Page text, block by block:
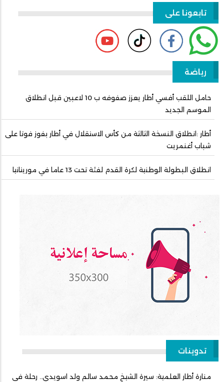
تابعونا على
رياضة
حامل اللقب أفسي أطار يعزز صفوفه ب 10 لاعبين قبل انطلاق
الموسم الجديد
أطار :انطلاق النسخة الثالثة من كأس الاستقلال في أطار بفوز فوتا على
شباب أغنمريت
انطلاق البطولة الوطنية لكرة القدم لفئة تحت 13 عاما في موريتانيا
تدوينات
منارة أطار العلمية: سيرة الشيخ محمد سالم ولد اسويدي.. رحلة في